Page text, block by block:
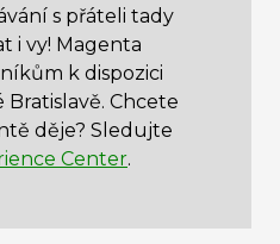
s přáteli tady
i vy! Magenta
k dispozici
Bratislavě. Chcete
děje? Sledujte
Center.